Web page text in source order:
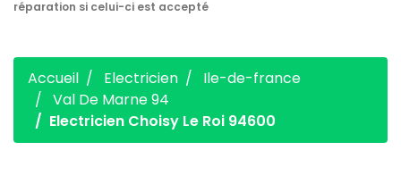
réparation si celui-ci est accepté
Accueil Electricien
Ile-de-france
Val De Marne 94
Electricien Choisy Le Roi 94600